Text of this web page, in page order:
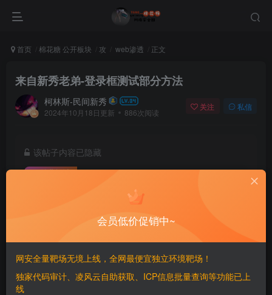
首页 棉花糖 公开板块 攻 web渗透 正文
来自新秀老弟-登录框测试部分方法
柯林斯-民间新秀
2024年10月18日更新 886次阅读
关注 私信
该帖子内容已隐藏
付费阅读
100
30
验证码干货
会员低价促销中~
网安全量靶场无境上线，全网最便宜独立环境靶场！
独家代码审计、凌风云自助获取、ICP信息批量查询等功能已上
线